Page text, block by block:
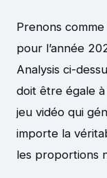
Prenons
pour l’année
Analysis ci-
doit être égale
jeu vidéo qui
importe la
les proportions